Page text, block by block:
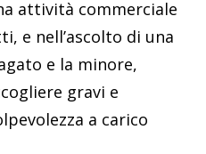
attività commerciale
e nell’ascolto di una
e la minore,
gravi e
a carico